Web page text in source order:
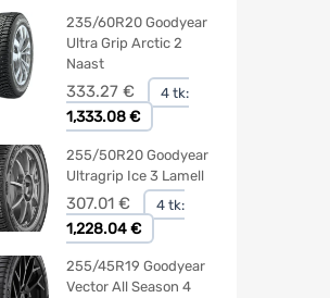
235/60R20 Goodyear
Ultra Grip Arctic 2
Naast
333.27 € 4 tk:
1,333.08 €
255/50R20 Goodyear
Ultragrip Ice 3 Lamell
307.01 € 4 tk:
1,228.04 €
255/45R19 Goodyear
Vector All Season 4